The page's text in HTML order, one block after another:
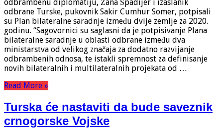
odbrambenu diplomatiju, Žana Špadijer i izaslanik
odbrane Turske, pukovnik Sakir Cumhur Somer, potpisali
su Plan bilateralne saradnje između dvije zemlje za 2020.
godinu. “Sagovornici su saglasni da je potpisivanje Plana
bilateralne saradnje u oblasti odbrane između dva
ministarstva od velikog značaja za dodatno razvijanje
odbrambenih odnosa, te istakli spremnost za definisanje
novih bilateralnih i multilateralnih projekata od …
Read More »
Turska će nastaviti da bude saveznik
crnogorske Vojske